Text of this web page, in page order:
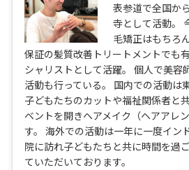
表参道で全国か
寺として活動。
毛矯正はもちろ
保証の髪質改善トリートメントでも
シャリストとして活躍。 個人で美容
活動も行っている。 国内での活動は
子どもたちのカットや福祉関係者と
ベントを開きヘアメイク（ヘアアレ
す。 海外での活動は一年に一度イン
院に訪れ子どもたちと共に時間を過
ていただいております。